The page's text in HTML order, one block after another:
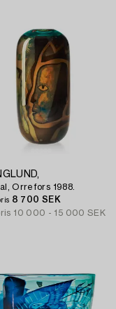
Orrefors 1988.
8 700 SEK
10 000 - 15 000 SEK